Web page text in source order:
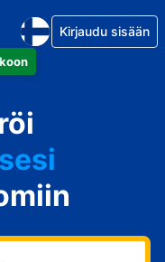
Kirjaudu sisään